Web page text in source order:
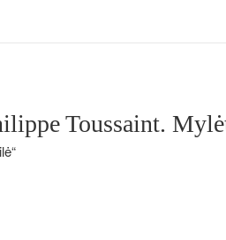
Toussaint.